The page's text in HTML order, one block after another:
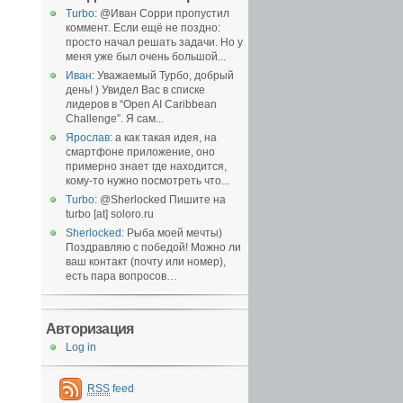
Turbo: @Иван Сорри пропустил
коммент. Если ещё не поздно:
просто начал решать задачи. Но у
меня уже был очень большой...
Иван: Уважаемый Турбо, добрый
день! ) Увидел Вас в списке
лидеров в “Open AI Caribbean
Challenge”. Я сам...
Ярослав: а как такая идея, на
смартфоне приложение, оно
примерно знает где находится,
кому-то нужно посмотреть что...
Turbo: @Sherlocked Пишите на
turbo [at] soloro.ru
Sherlocked : Рыба моей мечты)
Поздравляю с победой! Можно ли
ваш контакт (почту или номер),
есть пара вопросов…
Авторизация
Log in
RSS feed